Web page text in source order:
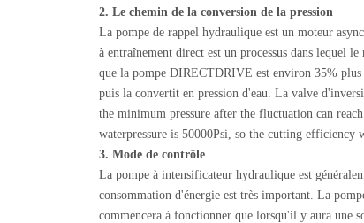
2. Le chemin de la conversion de la pression
La pompe de rappel hydraulique est un moteur
à entraînement direct est un processus dans lequel
que la pompe DIRECTDRIVE est environ 35%
puis la convertit en pression d'eau. La valve
the minimum pressure after the fluctuation can
waterpressure is 50000Psi, so the cutting
3. Mode de contrôle
La pompe à intensificateur hydraulique est
consommation d'énergie est très important. La
commencera à fonctionner que lorsqu'il y aura une